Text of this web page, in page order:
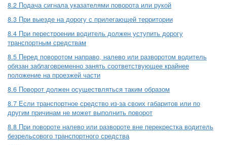
8.2 Подача сигнала указателями поворота или рукой
8.3 При выезде на дорогу с прилегающей территории
8.4 При перестроении водитель должен уступить дорогу
транспортным средствам
8.5 Перед поворотом направо, налево или разворотом водитель
обязан заблаговременно занять соответствующее крайнее
положение на проезжей части
8.6 Поворот должен осуществляться таким образом
8.7 Если транспортное средство из-за своих габаритов или по
другим причинам не может выполнить поворот
8.8 При повороте налево или развороте вне перекрестка водитель
безрельсового транспортного средства